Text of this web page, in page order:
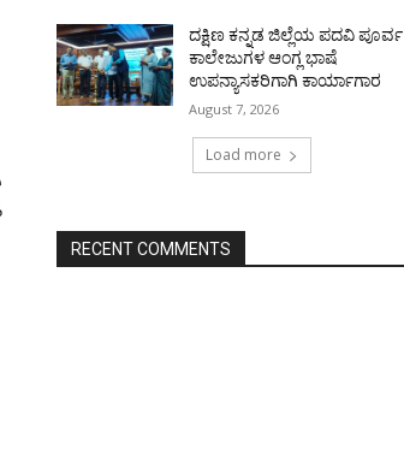
ದಕ್ಷಿಣ ಕನ್ನಡ ಜಿಲ್ಲೆಯ ಪದವಿ ಪೂರ್ವ
ಕಾಲೇಜುಗಳ ಆಂಗ್ಲ ಭಾಷೆ
ಉಪನ್ಯಾಸಕರಿಗಾಗಿ ಕಾರ್ಯಾಗಾರ
August 7, 2026
Load more
RECENT COMMENTS